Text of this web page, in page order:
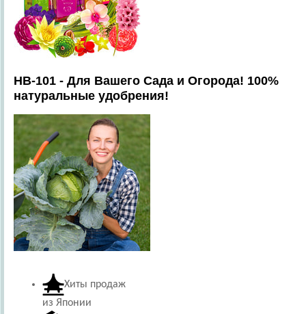
HB-101 - Для Вашего Сада и Огорода! 100%
натуральные удобрения!
Хиты продаж
из Японии